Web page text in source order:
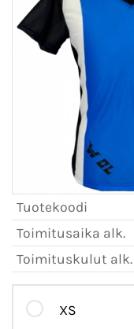
Tuotekoodi
Toimitusaika alk.
Toimituskulut alk.
XS